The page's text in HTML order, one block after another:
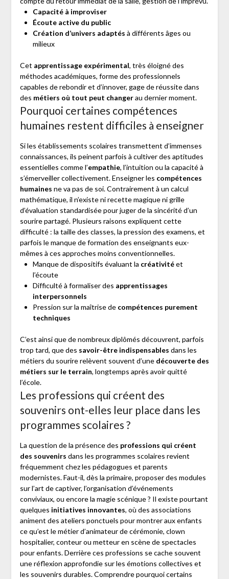
Capacité à improviser
Écoute active du public
Création d’univers adaptés à différents âges ou
milieux
Cet apprentissage expérimental, très éloigné des
méthodes académiques, forme des professionnels
capables de rebondir et d’innover, gage de réussite dans
des métiers où tout peut changerau dernier moment.
Pourquoi certaines compétences
humaines restent difficiles à enseigner
Si les établissements scolaires transmettent d’immenses
connaissances, ils peinent parfois à cultiver des aptitudes
essentielles comme l’empathie, l’intuition ou la capacité à
s’émerveiller collectivement. Enseigner les compétences
humaines ne va pas de soi. Contrairement à un calcul
mathématique, il n’existe ni recette magique ni grille
d’évaluation standardisée pour juger de la sincérité d’un
sourire partagé. Plusieurs raisons expliquent cette
difficulté : la taille des classes, la pression des examens, et
parfois le manque de formation des enseignants eux-
mêmes à ces approches moins conventionnelles.
Manque de dispositifs évaluant la créativitéet
l’écoute
Difficulté à formaliser des apprentissages
interpersonnels
Pression sur la maîtrise de compétences purement
techniques
C’est ainsi que de nombreux diplômés découvrent, parfois
trop tard, que des savoir-être indispensables dans les
métiers du sourire relèvent souvent d’une découverte des
métiers sur le terrain, longtemps après avoir quitté
l’école.
Les professions qui créent des
souvenirs ont-elles leur place dans les
programmes scolaires ?
La question de la présence des professions qui créent
des souvenirs dans les programmes scolaires revient
fréquemment chez les pédagogues et parents
modernistes. Faut-il, dès la primaire, proposer des modules
sur l’art de captiver, l’organisation d’événements
conviviaux, ou encore la magie scénique ? Il existe pourtant
quelques initiatives innovantes, où des associations
animent des ateliers ponctuels pour montrer aux enfants
ce qu’est le métier d’animateur de cérémonie, clown
hospitalier, conteur ou metteur en scène de spectacles
pour enfants. Derrière ces professions se cache souvent
une réflexion approfondie sur les émotions collectives et
les souvenirs durables. Comprendre pourquoi certains